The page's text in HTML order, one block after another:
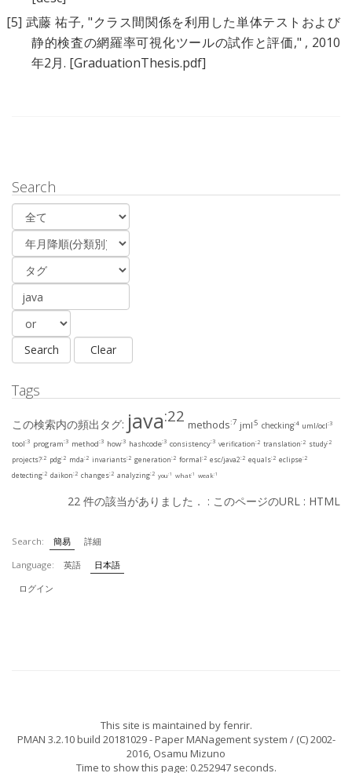
[5] 武藤 祐子, "クラス間関係を利用した単体テストおよび
静的検査の網羅率可視化ツールの試作と評価," , 2010
年2月. [GraduationThesis.pdf]
Search
Tags
この検索内の頻出タグ: java:22 methods:7 jml:5 checking:4 uml/ocl:3
tool:3 program:3 method:3 how:3 hashcode:3 consistency:3 verification:2 translation:2 study:2
projects?:2 pdg:2 mda:2 invariants:2 generation:2 formal:2 esc/java2:2 equals:2 eclipse:2
detecting:2 daikon:2 changes:2 analyzing:2 you:1 what:1 weak:1
22 件の該当がありました． : このページのURL : HTML
Search: 簡易
詳細
Language:
英語
日本語
ログイン
This site is maintained byfenrir.
PMAN 3.2.10 build 20181029- Paper MANagement system / (C) 2002-
2016, Osamu Mizuno
Time to show this page: 0.252947 seconds.